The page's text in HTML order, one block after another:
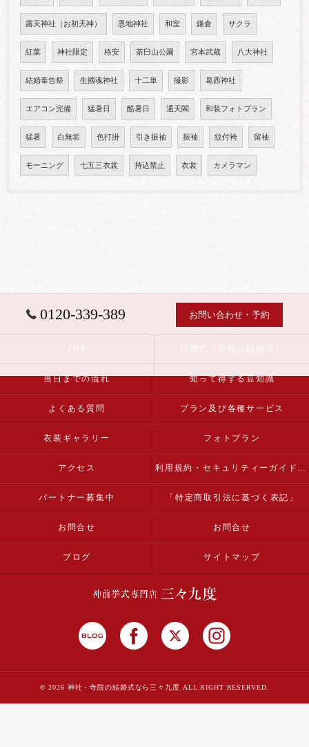
露天神社（お初天神） 恩地神社 和室 鎌倉 サクラ
紅葉 神社限定 格安 茶臼山公園 宮本武蔵 八大神社
結婚奉告祭 生國魂神社 十二単 撮影 葛西神社
エアコン完備 猛暑日 酷暑日 通天閣 和装フォトプラン
猛暑 白無垢 色打掛 引き振袖 振袖 紋付袴 留袖
モーニング 七五三衣裳 持込禁止 衣裳 カメラマン
0120-339-389 お問い合わせ・予約
当日までの流れ 知って得する豆知識
よくある質問 プラン及び各種サービス
衣装ギャラリー フォトプラン
アクセス 利用規約・セキュリティーガイドライン
パートナー募集中 「特定商取引法に基づく表記」
お問合せ お問合せ
ブログ サイトマップ
© 2026 神社・寺院の結婚式なら三々九度 ALL RIGHT RESERVED.